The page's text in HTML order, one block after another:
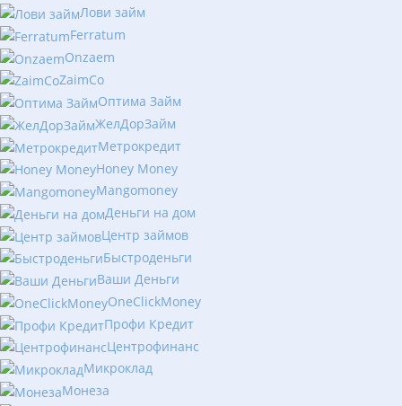
Лови займ
Ferratum
Onzaem
ZaimCo
Оптима Займ
ЖелДорЗайм
Метрокредит
Honey Money
Mangomoney
Деньги на дом
Центр займов
Быстроденьги
Ваши Деньги
OneClickMoney
Профи Кредит
Центрофинанс
Микроклад
Монеза